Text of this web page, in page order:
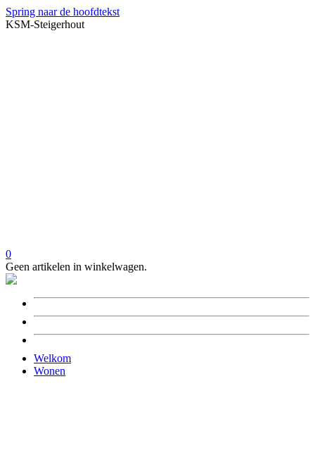
Spring naar de hoofdtekst
KSM-Steigerhout
0
Geen artikelen in winkelwagen.
Welkom
Wonen